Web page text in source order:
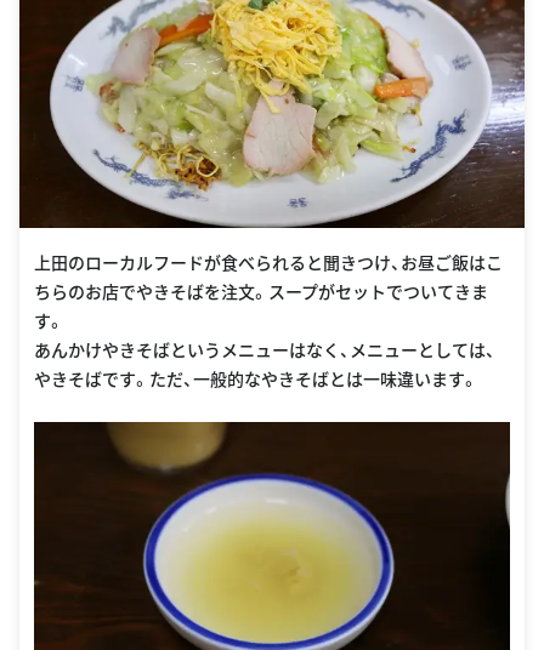
上田のローカルフードが食べられると聞きつけ、お昼ご飯はこ
ちらのお店でやきそばを注文。スープがセットでついてきま
す。
あんかけやきそばというメニューはなく、メニューとしては、
やきそばです。ただ、一般的なやきそばとは一味違います。